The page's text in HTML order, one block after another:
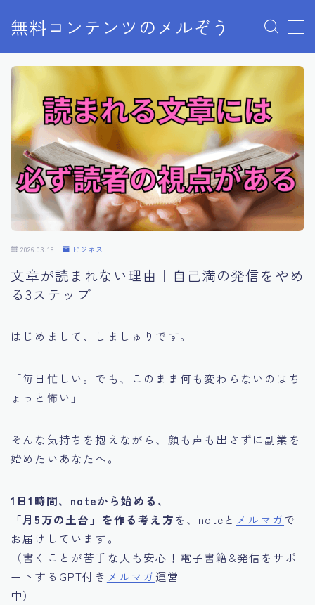
無料コンテンツのメルぞう
MENU
メルぞうの使い方
お知らせ
お問い合わせ
2026.03.18 ビジネス
文章が読まれない理由｜自己満の発信をやめ
る3ステップ
はじめまして、しましゅりです。
「毎日忙しい。でも、このまま何も変わらないのはち
ょっと怖い」
そんな気持ちを抱えながら、顔も声も出さずに副業を
始めたいあなたへ。
1日1時間、noteから始める、
「月5万の土台」を作る考え方を、noteと メルマガで
お届けしています。
（書くことが苦手な人も安心！電子書籍&発信をサポ
ートするGPT付き メルマガ 運営
中）